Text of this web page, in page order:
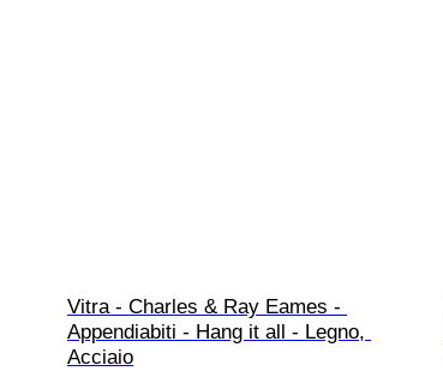
Vitra - Charles & Ray Eames -
Appendiabiti - Hang it all - Legno,
Acciaio